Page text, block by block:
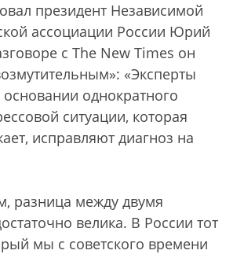
президент Независимой
ассоциации России Юрий
с The New Times он
«Эксперты
однократного
ситуации, которая
исправляют диагноз на
разница между двумя
велика. В России тот
мы с советского времени